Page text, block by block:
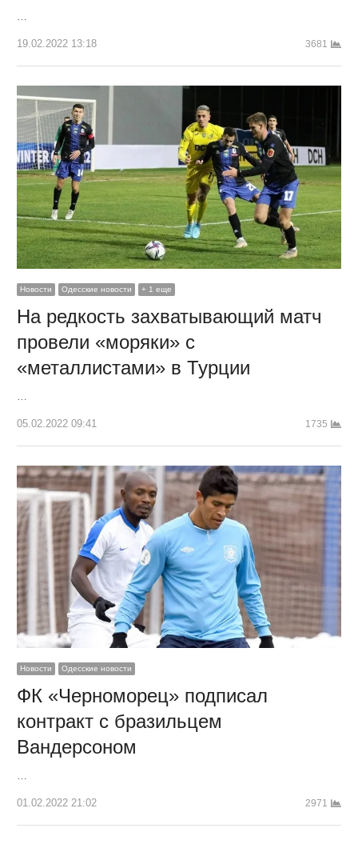
…
19.02.2022 13:18 3681
Новости Одесские новости + 1 еще
На редкость захватывающий матч
провели «моряки» с
«металлистами» в Турции
…
05.02.2022 09:41 1735
Новости Одесские новости
ФК «Черноморец» подписал
контракт с бразильцем
Вандерсоном
…
01.02.2022 21:02 2971